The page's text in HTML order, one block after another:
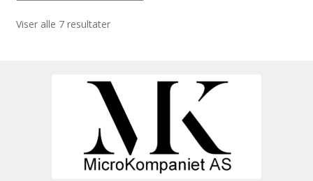
Viser alle 7 resultater